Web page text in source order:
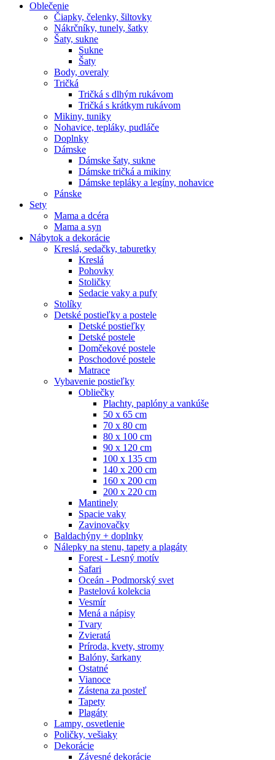
Oblečenie
Čiapky, čelenky, šiltovky
Nákrčníky, tunely, šatky
Šaty, sukne
Sukne
Šaty
Body, overaly
Tričká
Tričká s dlhým rukávom
Tričká s krátkym rukávom
Mikiny, tuniky
Nohavice, tepláky, pudláče
Doplnky
Dámske
Dámske šaty, sukne
Dámske tričká a mikiny
Dámske tepláky a legíny, nohavice
Pánske
Sety
Mama a dcéra
Mama a syn
Nábytok a dekorácie
Kreslá, sedačky, taburetky
Kreslá
Pohovky
Stoličky
Sedacie vaky a pufy
Stolíky
Detské postieľky a postele
Detské postieľky
Detské postele
Domčekové postele
Poschodové postele
Matrace
Vybavenie postieľky
Obliečky
Plachty, paplóny a vankúše
50 x 65 cm
70 x 80 cm
80 x 100 cm
90 x 120 cm
100 x 135 cm
140 x 200 cm
160 x 200 cm
200 x 220 cm
Mantinely
Spacie vaky
Zavinovačky
Baldachýny + doplnky
Nálepky na stenu, tapety a plagáty
Forest - Lesný motív
Safari
Oceán - Podmorský svet
Pastelová kolekcia
Vesmír
Mená a nápisy
Tvary
Zvieratá
Príroda, kvety, stromy
Balóny, šarkany
Ostatné
Vianoce
Zástena za posteľ
Tapety
Plagáty
Lampy, osvetlenie
Poličky, vešiaky
Dekorácie
Závesné dekorácie